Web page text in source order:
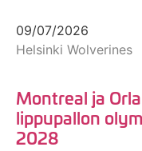
09/07/2026
Helsinki Wolverines
Montreal ja
lippupallon
2028